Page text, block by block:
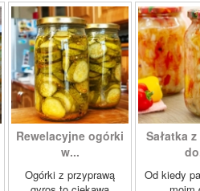
Rewelacyjne ogórki
w...
Ogórki z przyprawą
Sałatka
Od kiedy